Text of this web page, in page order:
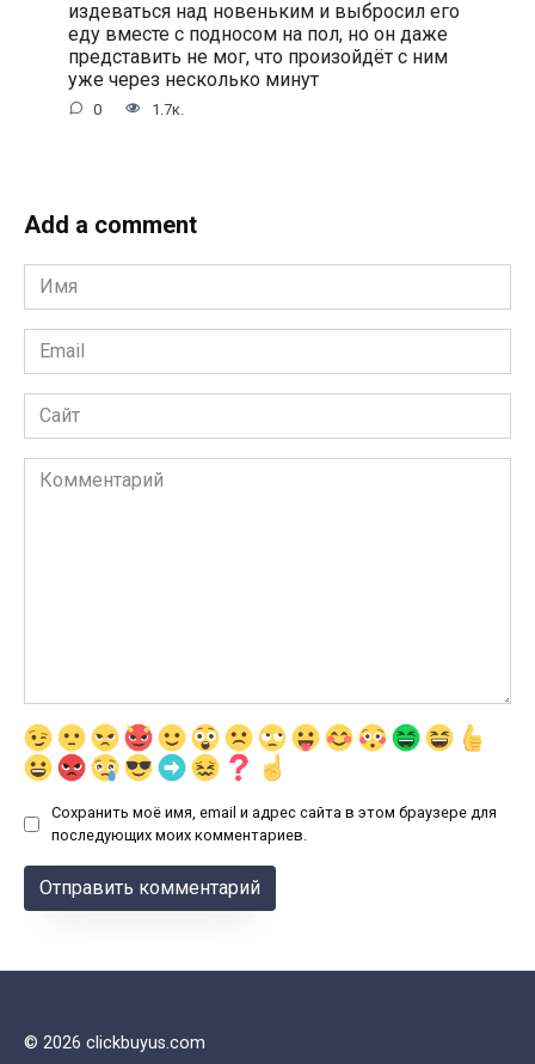
издеваться над новеньким и выбросил его
еду вместе с подносом на пол, но он даже
представить не мог, что произойдёт с ним
уже через несколько минут
0 1.7к.
Add a comment
Имя
*
Email
*
Сайт
Комментарий
Сохранить моё имя, email и адрес сайта в этом браузере для
последующих моих комментариев.
© 2026 clickbuyus.com